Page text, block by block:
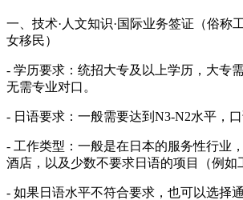
一、技术·人文知识·国际业务签证（俗称
女移民）
- 学历要求：统招大专及以上学历，大专
无需专业对口。
- 日语要求：一般需要达到N3-N2水平，口
- 工作类型：一般是在日本的服务性行业
酒店，以及少数不要求日语的项目（例如
- 如果日语水平不符合要求，也可以选择